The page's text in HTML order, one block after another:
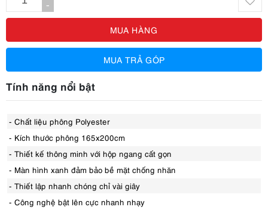
-
MUA HÀNG
MUA TRẢ GÓP
Tính năng nổi bật
- Chất liệu phông Polyester
- Kích thước phông 165x200cm
- Thiết kế thông minh với hộp ngang cất gọn
- Màn hình xanh đảm bảo bề mặt chống nhăn
- Thiết lập nhanh chóng chỉ vài giây
- Công nghệ bật lên cực nhanh nhạy